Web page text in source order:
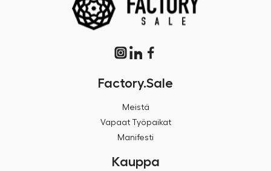
Factory.Sale
Meistä
Vapaat Työpaikat
Manifesti
Kauppa